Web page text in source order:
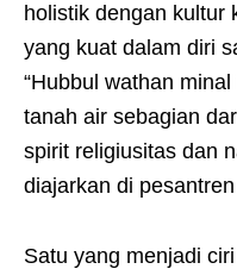
holistik dengan kultur
yang kuat dalam diri
“Hubbul wathan
tanah air sebagian
spirit religiusitas dan
diajarkan di
Satu yang menjadi